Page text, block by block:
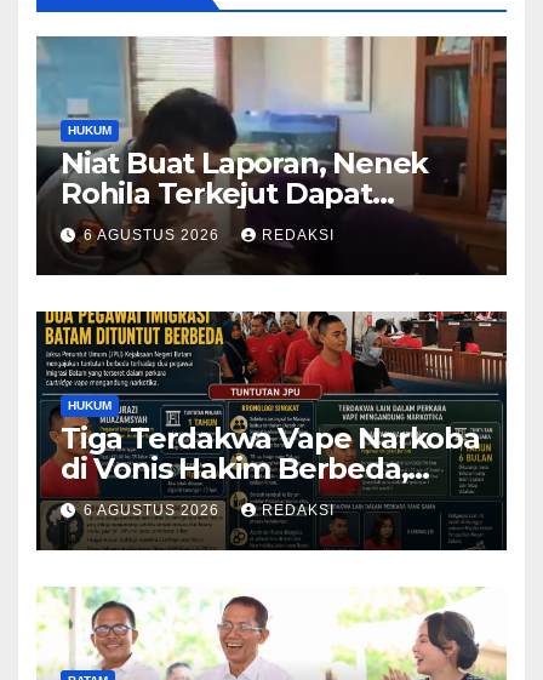
HUKUM
Niat Buat Laporan, Nenek
Rohila Terkejut Dapat
Bantuan dari Kabid Propam
Kombes Pol Eddwi
6 AGUSTUS 2026 REDAKSI
HUKUM
Tiga Terdakwa Vape Narkoba
di Vonis Hakim Berbeda,
Oknum Pegawai Imigrasi
Batam Paling Ringan
6 AGUSTUS 2026 REDAKSI